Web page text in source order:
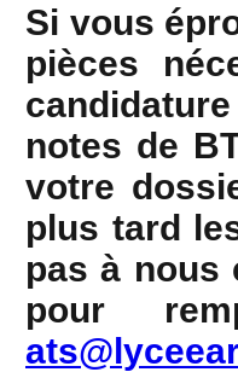
Si vous
pièces
notes de
votre
plus tard
pas à nous
pour